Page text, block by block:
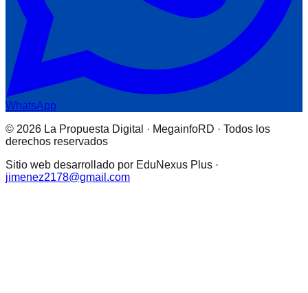
WhatsApp
© 2026 La Propuesta Digital · MegainfoRD · Todos los
derechos reservados
Sitio web desarrollado por EduNexus Plus ·
jimenez2178@gmail.com